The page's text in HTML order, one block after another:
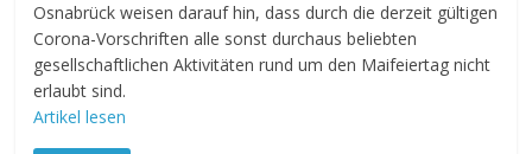
Osnabrück weisen darauf hin, dass durch die derzeit gültigen
Corona-Vorschriften alle sonst durchaus beliebten
gesellschaftlichen Aktivitäten rund um den Maifeiertag nicht
erlaubt sind.
Artikel lesen